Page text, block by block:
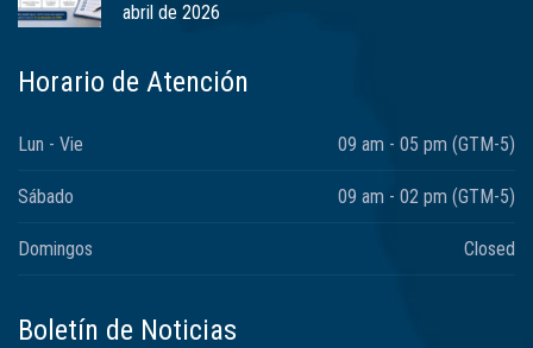
abril de 2026
Horario de Atención
Lun - Vie 09 am - 05 pm (GTM-5)
Sábado 09 am - 02 pm (GTM-5)
Domingos Closed
Boletín de Noticias